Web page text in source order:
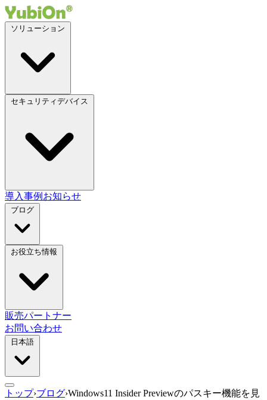
導入事例 お知らせ
販売パートナー
お問い合わせ
トップ›ブログ›Windows11 Insider Previewのパスキー機能を見